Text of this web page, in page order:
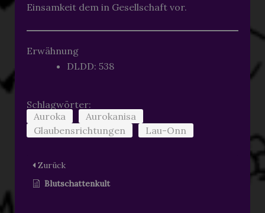
Einsamkeit dem in Gesellschaft vor.
Erwähnung
DLDD: 538
Schlagwörter:
Auroka
Aurokanisa
Glaubensrichtungen
Lau-Onn
Zurück
Blutschattenkult